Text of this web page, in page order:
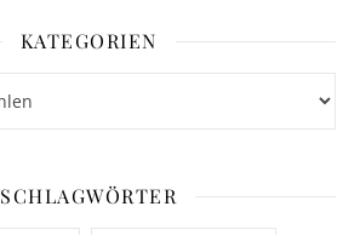
KATEGORIEN
SCHLAGWÖRTER